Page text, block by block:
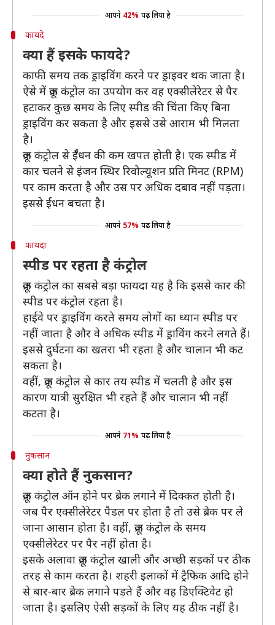
आपने 42% पढ़ लिया है
फायदे
क्या हैं इसके फायदे?
काफी समय तक ड्राइविंग करने पर ड्राइवर थक जाता है।
ऐसे में क्रूज कंट्रोल का उपयोग कर वह एक्सीलेरेटर से पैर
हटाकर कुछ समय के लिए स्पीड की चिंता किए बिना
ड्राइविंग कर सकता है और इससे उसे आराम भी मिलता
है।
क्रूज कंट्रोल से ईँधन की कम खपत होती है। एक स्पीड में
कार चलने से इंजन स्थिर रिवोल्यूशन प्रति मिनट (RPM)
पर काम करता है और उस पर अधिक दबाव नहीं पड़ता।
इससे ईंधन बचता है।
आपने 57% पढ़ लिया है
फायदा
स्पीड पर रहता है कंट्रोल
क्रूज कंट्रोल का सबसे बड़ा फायदा यह है कि इससे कार की
स्पीड पर कंट्रोल रहता है।
हाईवे पर ड्राइविंग करते समय लोगों का ध्यान स्पीड पर
नहीं जाता है और वे अधिक स्पीड में ड्राविंग करने लगते हैं।
इससे दुर्घटना का खतरा भी रहता है और चालान भी कट
सकता है।
वहीं, क्रूज कंट्रोल से कार तय स्पीड में चलती है और इस
कारण यात्री सुरक्षित भी रहते हैं और चालान भी नहीं
कटता है।
आपने 71% पढ़ लिया है
नुकसान
क्या होते हैं नुकसान?
क्रूज कंट्रोल ऑन होने पर ब्रेक लगाने में दिक्कत होती है।
जब पैर एक्सीलेरेटर पैडल पर होता है तो उसे ब्रेक पर ले
जाना आसान होता है। वहीं, क्रूज कंट्रोल के समय
एक्सीलेरेटर पर पैर नहीं होता है।
इसके अलावा क्रूज कंट्रोल खाली और अच्छी सड़कों पर ठीक
तरह से काम करता है। शहरी इलाकों में ट्रैफिक आदि होने
से बार-बार ब्रेक लगाने पड़ते हैं और वह डिएक्टिवेट हो
जाता है। इसलिए ऐसी सड़कों के लिए यह ठीक नहीं है।